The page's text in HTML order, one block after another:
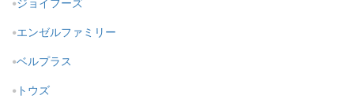
エンゼルファミリー
ベルプラス
トウズ